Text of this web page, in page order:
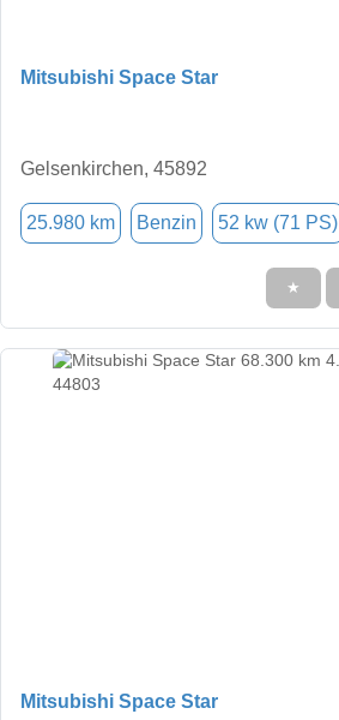
Mitsubishi Space Star
Gelsenkirchen, 45892
25.980 km Benzin 52 kw (71 PS)
★
Mitsubishi Space Star